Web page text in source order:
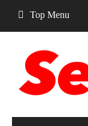
content
Top Menu